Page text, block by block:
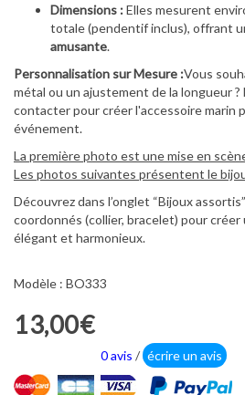
Dimensions :Elles mesurent
totale (pendentif inclus), offrant
amusante.
Personnalisation sur Mesure :Vous
métal ou un ajustement de la longueur ?
contacter pour créer l'accessoire marin
événement.
La première photo est une mise en
Les photos suivantes présentent le
Découvrez dans l’onglet “Bijoux
coordonnés (collier, bracelet) pour créer
élégant et harmonieux.
Modèle : BO333
13,00€
0 avis / écrire un avis